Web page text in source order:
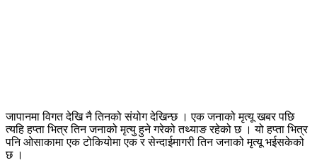
जापानमा विगत देखि नै तिनको संयोग देखिन्छ । एक जनाको मृत्यू खबर पछि
त्यहि हप्ता भित्र तिन जनाको मृत्यु हुने गरेको तथ्याङ रहेको छ । यो हप्ता भित्र
पनि ओसाकामा एक टोकियोमा एक र सेन्दाईमागरी तिन जनाको मृत्यू भईसकेको
छ ।